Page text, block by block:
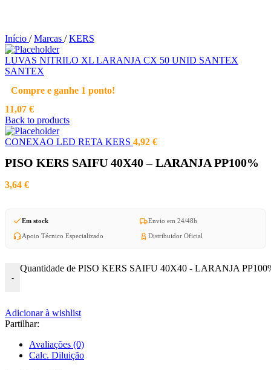
Início / Marcas / KERS
LUVAS NITRILO XL LARANJA CX 50 UNID SANTEX
SANTEX
Compre e ganhe 1 ponto!
11,07 €
Back to products
CONEXAO LED RETA KERS 4,92 €
PISO KERS SAIFU 40X40 – LARANJA PP100%
3,64 €
Em stock Envio em 24/48h
Apoio Técnico Especializado Distribuidor Oficial
-
Quantidade de PISO KERS SAIFU 40X40 - LARANJA
Adicionar à wishlist
Partilhar:
Avaliações (0)
Calc. Diluição